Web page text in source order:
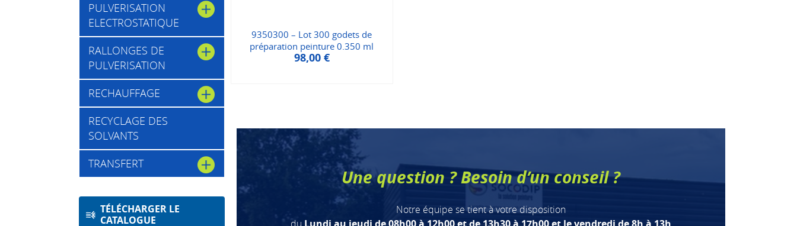
PULVERISATION
ELECTROSTATIQUE
RALLONGES DE
PULVERISATION
RECHAUFFAGE
RECYCLAGE DES
SOLVANTS
TRANSFERT
TÉLÉCHARGER LE
CATALOGUE
9350300 – Lot 300 godets de
préparation peinture 0.350 ml
98,00 €
Une question ? Besoin d’un conseil ?
Notre équipe se tient à votre disposition